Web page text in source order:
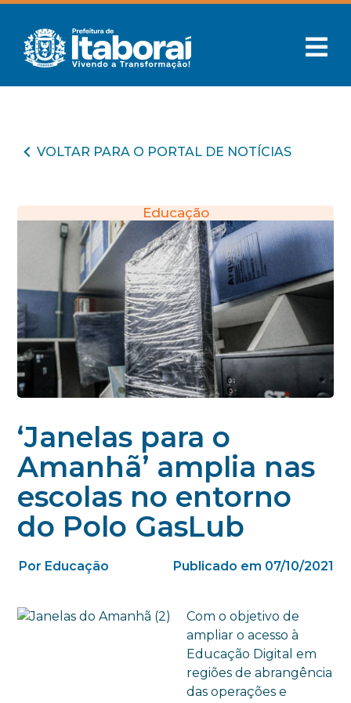
VOLTAR PARA O PORTAL DE NOTÍCIAS
Educação
‘Janelas para o
Amanhã’ amplia nas
escolas no entorno
do Polo GasLub
Por Educação Publicado em 07/10/2021
Com o objetivo de
ampliar o acesso à
Educação Digital em
regiões de abrangência
das operações e